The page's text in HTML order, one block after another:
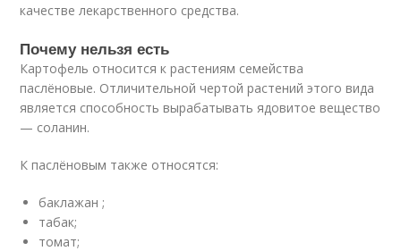
качестве лекарственного средства.
Почему нельзя есть
Картофель относится к растениям семейства
паслёновые. Отличительной чертой растений этого вида
является способность вырабатывать ядовитое вещество
— соланин.
К паслёновым также относятся:
баклажан ;
табак;
томат;